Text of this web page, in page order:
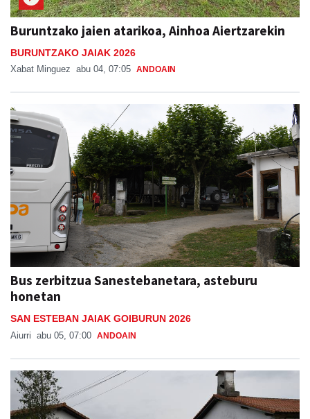
Buruntzako jaien atarikoa, Ainhoa Aiertzarekin
BURUNTZAKO JAIAK 2026
Xabat Minguez abu 04, 07:05 ANDOAIN
Bus zerbitzua Sanestebanetara, asteburu
honetan
SAN ESTEBAN JAIAK GOIBURUN 2026
Aiurri abu 05, 07:00 ANDOAIN